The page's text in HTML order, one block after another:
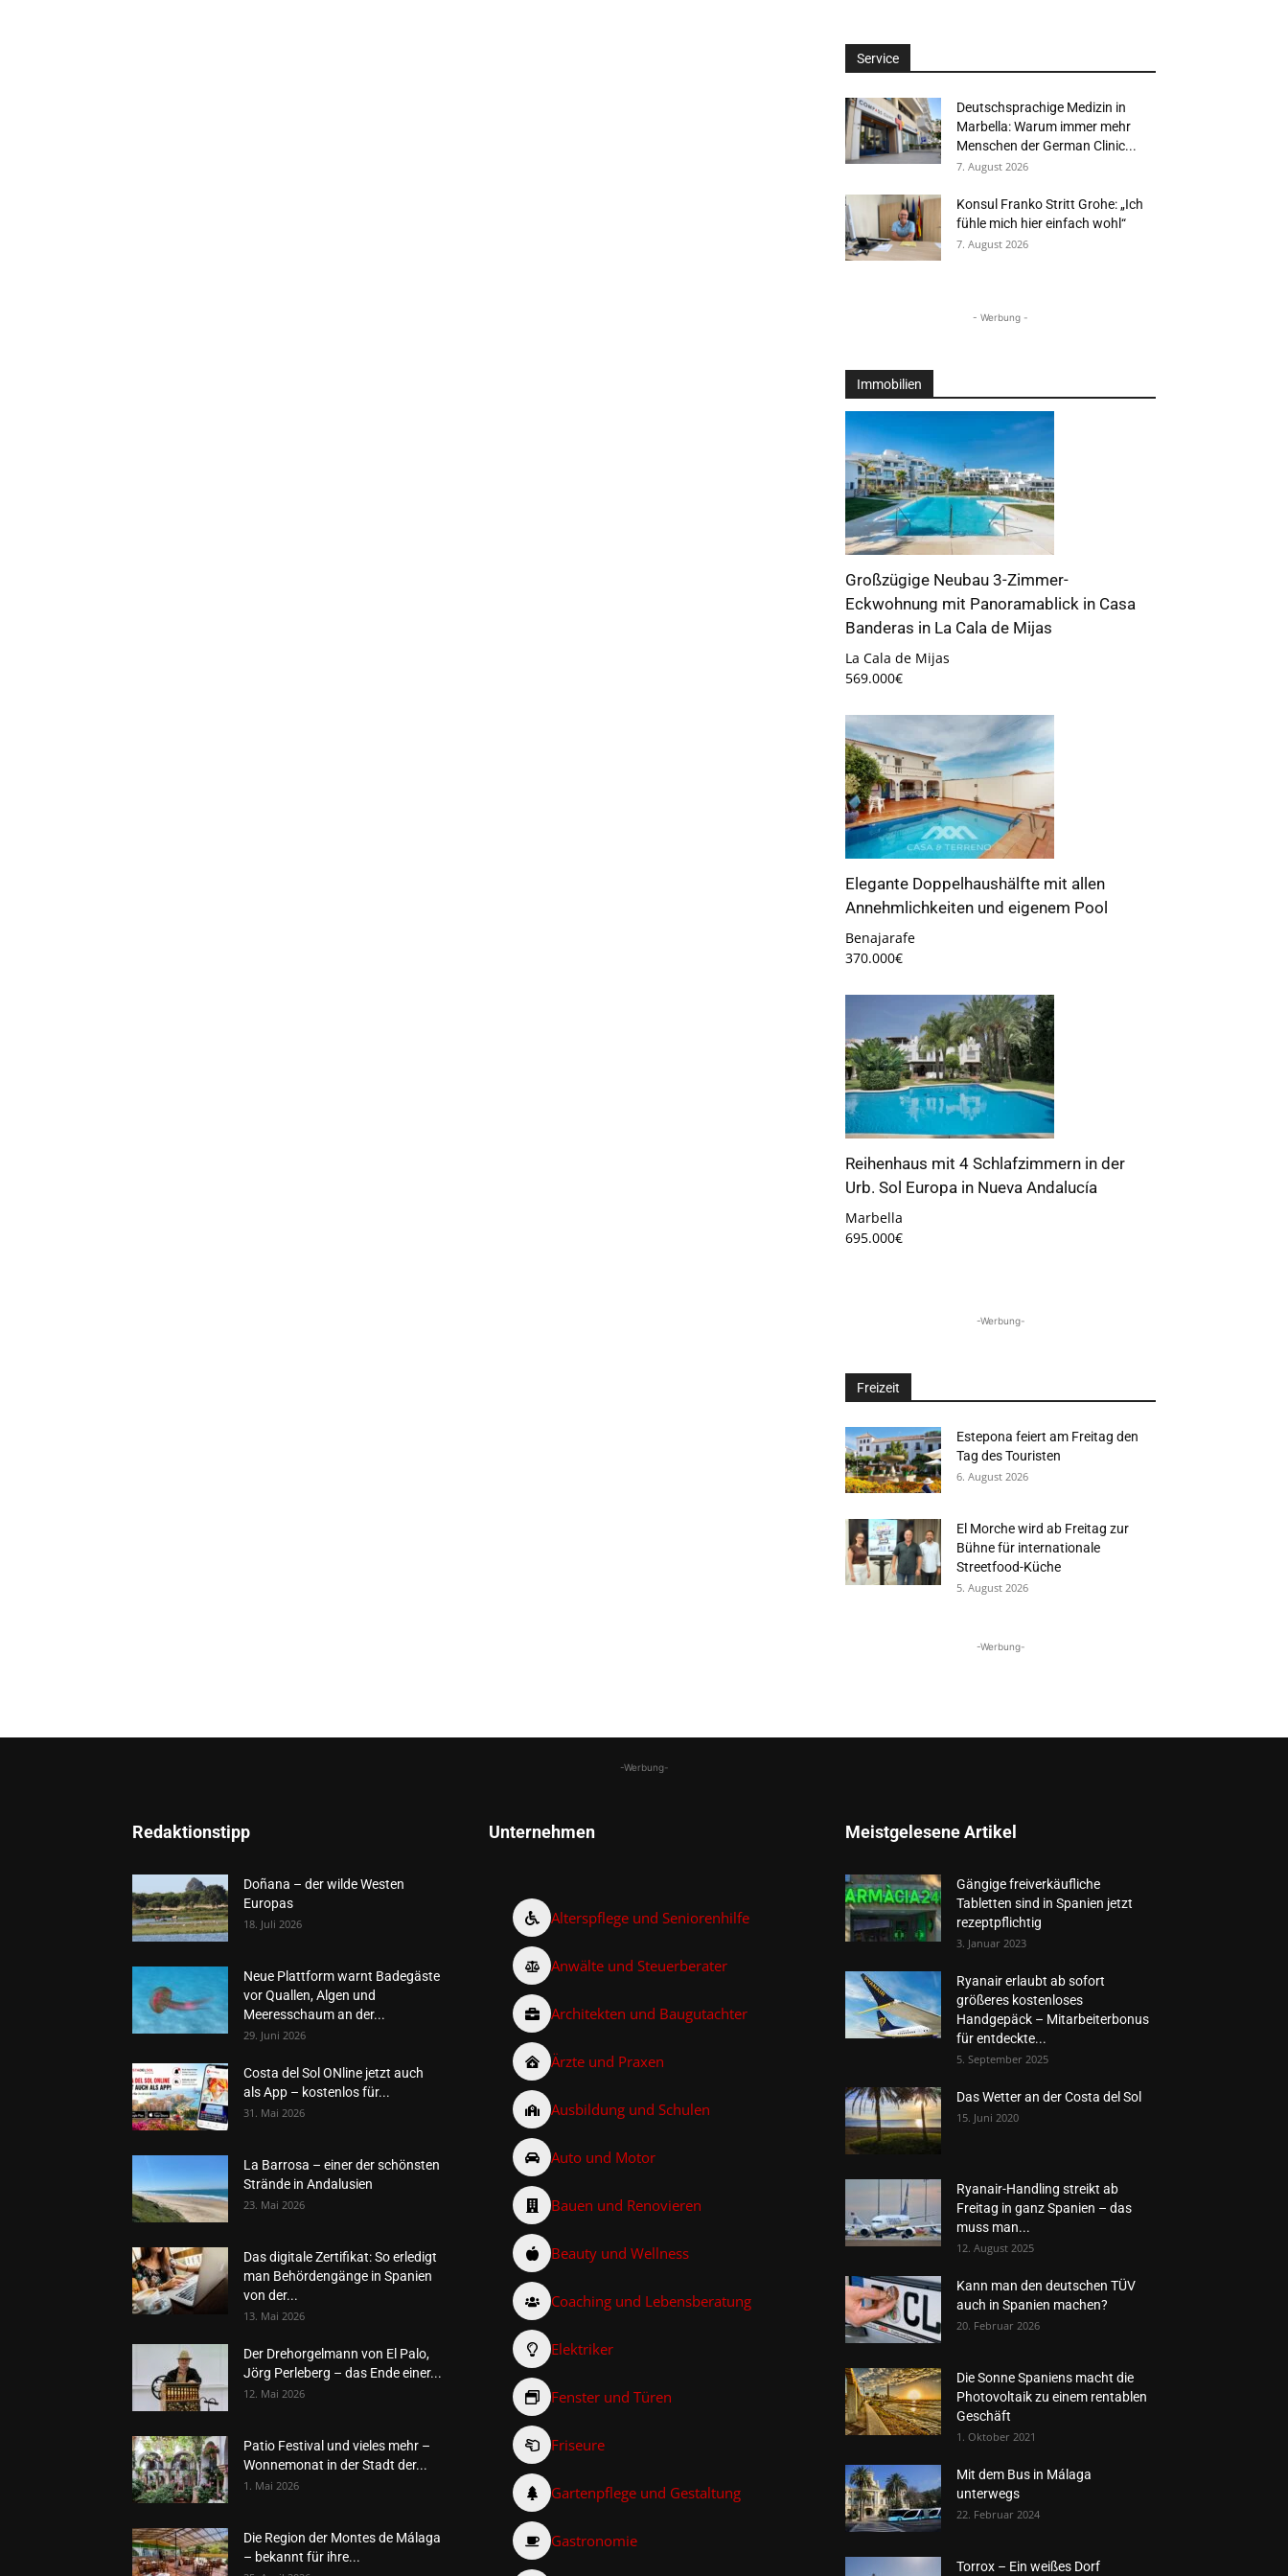
Service
Deutschsprachige Medizin in
Marbella: Warum immer mehr
Menschen der German Clinic...
7. August 2026
Konsul Franko Stritt Grohe: „Ich
fühle mich hier einfach wohl“
7. August 2026
- Werbung -
Immobilien
Großzügige Neubau 3-Zimmer-
Eckwohnung mit Panoramablick in Casa
Banderas in La Cala de Mijas
La Cala de Mijas
569.000€
Elegante Doppelhaushälfte mit allen
Annehmlichkeiten und eigenem Pool
Benajarafe
370.000€
Reihenhaus mit 4 Schlafzimmern in der
Urb. Sol Europa in Nueva Andalucía
Marbella
695.000€
-Werbung-
Freizeit
Estepona feiert am Freitag den
Tag des Touristen
6. August 2026
El Morche wird ab Freitag zur
Bühne für internationale
Streetfood-Küche
5. August 2026
-Werbung-
-Werbung-
Redaktionstipp
Doñana – der wilde Westen
Europas
18. Juli 2026
Neue Plattform warnt Badegäste
vor Quallen, Algen und
Meeresschaum an der...
29. Juni 2026
Costa del Sol ONline jetzt auch
als App – kostenlos für...
31. Mai 2026
La Barrosa – einer der schönsten
Strände in Andalusien
23. Mai 2026
Das digitale Zertifikat: So erledigt
man Behördengänge in Spanien
von der...
13. Mai 2026
Der Drehorgelmann von El Palo,
Jörg Perleberg – das Ende einer...
12. Mai 2026
Patio Festival und vieles mehr –
Wonnemonat in der Stadt der...
1. Mai 2026
Die Region der Montes de Málaga
– bekannt für ihre...
Unternehmen
Alterspflege und Seniorenhilfe
Anwälte und Steuerberater
Architekten und Baugutachter
Ärzte und Praxen
Ausbildung und Schulen
Auto und Motor
Bauen und Renovieren
Beauty und Wellness
Coaching und Lebensberatung
Elektriker
Fenster und Türen
Friseure
Gartenpflege und Gestaltung
Gastronomie
Meistgelesene Artikel
Gängige freiverkäufliche
Tabletten sind in Spanien jetzt
rezeptpflichtig
3. Januar 2023
Ryanair erlaubt ab sofort
größeres kostenloses
Handgepäck – Mitarbeiterbonus
für entdeckte...
5. September 2025
Das Wetter an der Costa del Sol
15. Juni 2020
Ryanair-Handling streikt ab
Freitag in ganz Spanien – das
muss man...
12. August 2025
Kann man den deutschen TÜV
auch in Spanien machen?
20. Februar 2026
Die Sonne Spaniens macht die
Photovoltaik zu einem rentablen
Geschäft
1. Oktober 2021
Mit dem Bus in Málaga
unterwegs
22. Februar 2024
Torrox – Ein weißes Dorf